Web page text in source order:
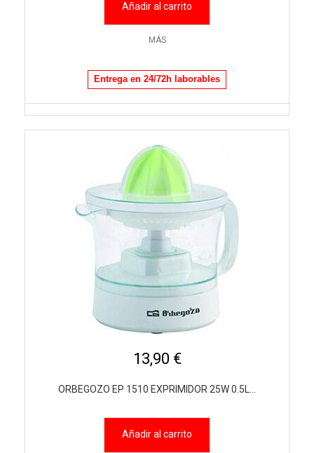
Añadir al carrito
MÁS
Entrega en 24/72h laborables
13,90 €
ORBEGOZO EP 1510 EXPRIMIDOR 25W 0.5L...
Añadir al carrito